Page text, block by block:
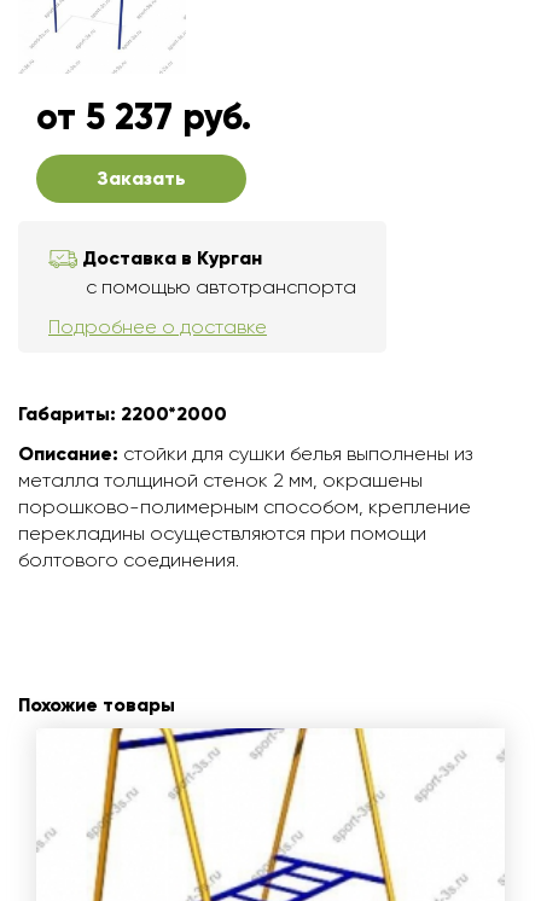
от 5 237 руб.
Заказать
Доставка в Курган
с помощью автотранспорта
Подробнее о доставке
Габариты: 2200*2000
Описание: стойки для сушки белья выполнены из
металла толщиной стенок 2 мм, окрашены
порошково-полимерным способом, крепление
перекладины осуществляются при помощи
болтового соединения.
Похожие товары